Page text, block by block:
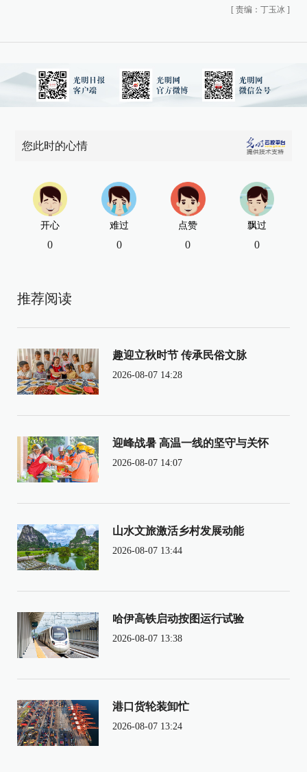
[ 责编：丁玉冰 ]
您此时的心情
开心
0
难过
0
点赞
0
飘过
0
推荐阅读
趣迎立秋时节 传承民俗文脉
2026-08-07 14:28
迎峰战暑 高温一线的坚守与关怀
2026-08-07 14:07
山水文旅激活乡村发展动能
2026-08-07 13:44
哈伊高铁启动按图运行试验
2026-08-07 13:38
港口货轮装卸忙
2026-08-07 13:24